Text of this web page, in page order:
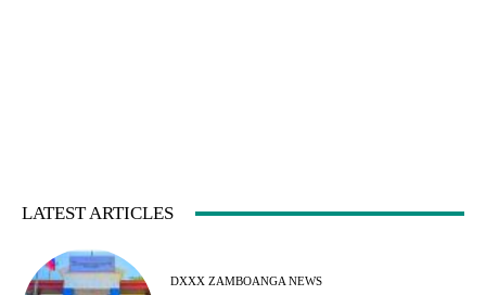
LATEST ARTICLES
DXXX ZAMBOANGA NEWS